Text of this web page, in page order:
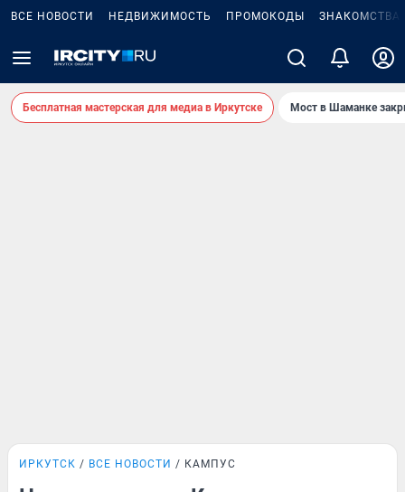
ВСЕ НОВОСТИ НЕДВИЖИМОСТЬ ПРОМОКОДЫ ЗНАКОМСТВА
Бесплатная мастерская для медиа в Иркутске Мост в Шаманке
ИРКУТСК ВСЕ НОВОСТИ КАМПУС